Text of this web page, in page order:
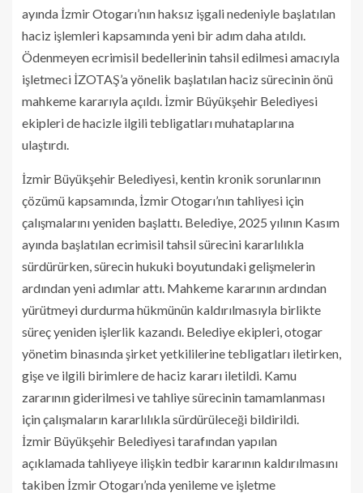
ayında İzmir Otogarı’nın haksız işgali nedeniyle başlatılan
haciz işlemleri kapsamında yeni bir adım daha atıldı.
Ödenmeyen ecrimisil bedellerinin tahsil edilmesi amacıyla
işletmeci İZOTAŞ’a yönelik başlatılan haciz sürecinin önü
mahkeme kararıyla açıldı. İzmir Büyükşehir Belediyesi
ekipleri de hacizle ilgili tebligatları muhataplarına
ulaştırdı.
İzmir Büyükşehir Belediyesi, kentin kronik sorunlarının
çözümü kapsamında, İzmir Otogarı’nın tahliyesi için
çalışmalarını yeniden başlattı. Belediye, 2025 yılının Kasım
ayında başlatılan ecrimisil tahsil sürecini kararlılıkla
sürdürürken, sürecin hukuki boyutundaki gelişmelerin
ardından yeni adımlar attı. Mahkeme kararının ardından
yürütmeyi durdurma hükmünün kaldırılmasıyla birlikte
süreç yeniden işlerlik kazandı. Belediye ekipleri, otogar
yönetim binasında şirket yetkililerine tebligatları iletirken,
gişe ve ilgili birimlere de haciz kararı iletildi. Kamu
zararının giderilmesi ve tahliye sürecinin tamamlanması
için çalışmaların kararlılıkla sürdürüleceği bildirildi.
İzmir Büyükşehir Belediyesi tarafından yapılan
açıklamada tahliyeye ilişkin tedbir kararının kaldırılmasını
takiben İzmir Otogarı’nda yenileme ve işletme